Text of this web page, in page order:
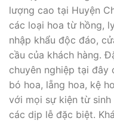
lượng cao tại Huyện
các loại hoa từ hồng,
nhập khẩu độc đáo,
cầu của khách hàng.
chuyên nghiệp tại đây
bó hoa, lẵng hoa, kệ
với mọi sự kiện từ
các dịp lễ đặc biệt.